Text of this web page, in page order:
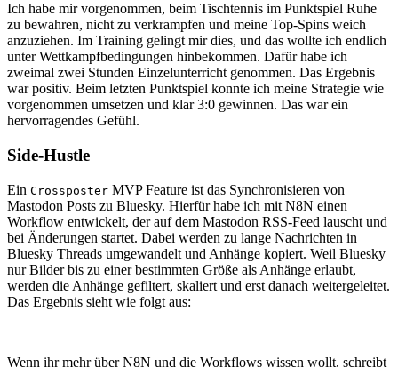
Ich habe mir vorgenommen, beim Tischtennis im Punktspiel Ruhe
zu bewahren, nicht zu verkrampfen und meine Top-Spins weich
anzuziehen. Im Training gelingt mir dies, und das wollte ich endlich
unter Wettkampfbedingungen hinbekommen. Dafür habe ich
zweimal zwei Stunden Einzelunterricht genommen. Das Ergebnis
war positiv. Beim letzten Punktspiel konnte ich meine Strategie wie
vorgenommen umsetzen und klar 3:0 gewinnen. Das war ein
hervorragendes Gefühl.
Side-Hustle
Ein Crossposter MVP Feature ist das Synchronisieren von
Mastodon Posts zu Bluesky. Hierfür habe ich mit N8N einen
Workflow entwickelt, der auf dem Mastodon RSS-Feed lauscht und
bei Änderungen startet. Dabei werden zu lange Nachrichten in
Bluesky Threads umgewandelt und Anhänge kopiert. Weil Bluesky
nur Bilder bis zu einer bestimmten Größe als Anhänge erlaubt,
werden die Anhänge gefiltert, skaliert und erst danach weitergeleitet.
Das Ergebnis sieht wie folgt aus:
Wenn ihr mehr über N8N und die Workflows wissen wollt, schreibt